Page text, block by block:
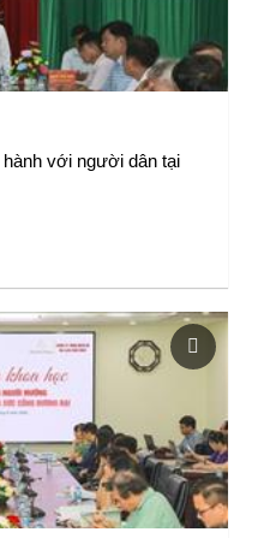
với người dân tại